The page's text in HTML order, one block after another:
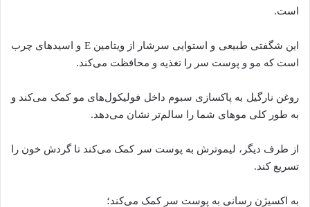
است.
این شگفتی طبیعی و استوایی سرشار از ویتامین E و اسید‌های چرب
است که مو و پوست سر را تغذیه و محافظت می‌کند.
روغن نارگیل به پاکسازی سبوم داخل فولیکول‌های مو کمک می‌کند و
به طور کلی مو‌های شما را سالم‌تر نشان می‌دهد.
از طرف دیگر، لیموترش به پوست سر کمک می‌کند تا گردش خون را
تسریع کند.
به اکسیژن رسانی به پوست سر کمک می‌کند؛